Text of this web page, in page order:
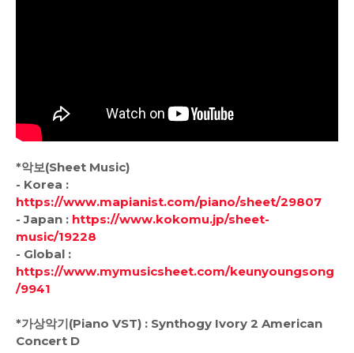
*악보(Sheet Music)
- Korea :
https://www.mapianist.com/piano/sheet/29807
- Japan : https://www.kokomu.jp/sheet-
music/19228
- Global :
https://www.mymusicsheet.com/keunyoungsong
/9941
*가상악기(Piano VST) : Synthogy Ivory 2 American
Concert D